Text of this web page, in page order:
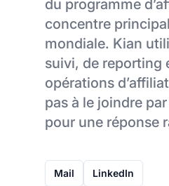
du programme
concentre
mondiale. Kian
suivi, de reporting
opérations
pas à le joindre
pour une réponse
Mail LinkedIn